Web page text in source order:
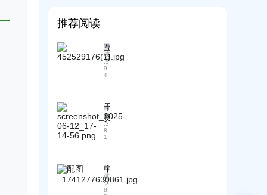
推荐阅读
互
动
问
答
答
新
人
同
贸
易
阅
读
:5
9
4
干
货
：
不
别
、
突
阅
读
:3
8
1
中
小
外
阅
读
:3
8